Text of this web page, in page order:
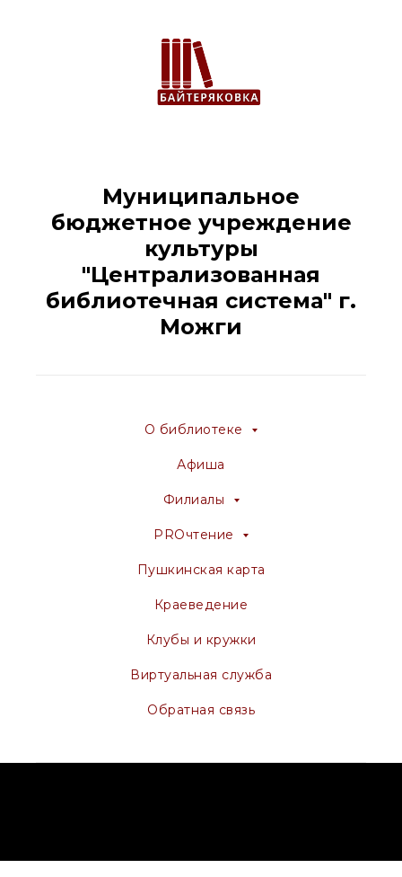
Муниципальное
бюджетное учреждение
культуры
"Централизованная
библиотечная система" г.
Можги
О библиотеке
Афиша
Филиалы
PROчтение
Пушкинская карта
Краеведение
Клубы и кружки
Виртуальная служба
Обратная связь